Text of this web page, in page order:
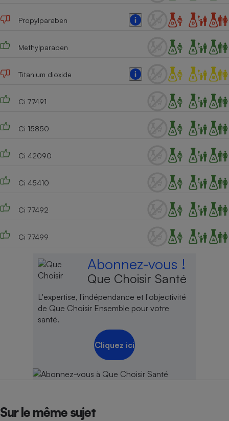
Propylparaben
Methylparaben
Titanium dioxide
Ci 77491
Ci 15850
Ci 42090
Ci 45410
Ci 77492
Ci 77499
Abonnez-vous !
Que Choisir Santé
L'expertise, l'indépendance et l'objectivité
de Que Choisir Ensemble pour votre
santé.
Cliquez ici
Sur le même sujet